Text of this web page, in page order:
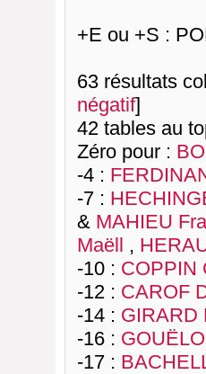
+E ou +S :
63 résultats
négatif]
42 tables au
Zéro pour :
-4 :
-7 :
& MAHIEU
Maëll ,
-10 : COPPIN
-12 : CAROF
-14 : GIRARD
-16 :
-17 :